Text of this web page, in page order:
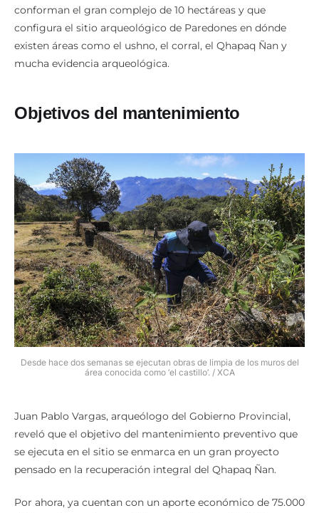
conforman el gran complejo de 10 hectáreas y que
configura el sitio arqueológico de Paredones en dónde
existen áreas como el ushno, el corral, el Qhapaq Ñan y
mucha evidencia arqueológica.
Objetivos del mantenimiento
Desde hace dos semanas se ejecutan obras de limpia de los muros del
área conocida como ‘el castillo’. / XCA
Juan Pablo Vargas, arqueólogo del Gobierno Provincial,
reveló que el objetivo del mantenimiento preventivo que
se ejecuta en el sitio se enmarca en un gran proyecto
pensado en la recuperación integral del Qhapaq Ñan.
Por ahora, ya cuentan con un aporte económico de 75.000